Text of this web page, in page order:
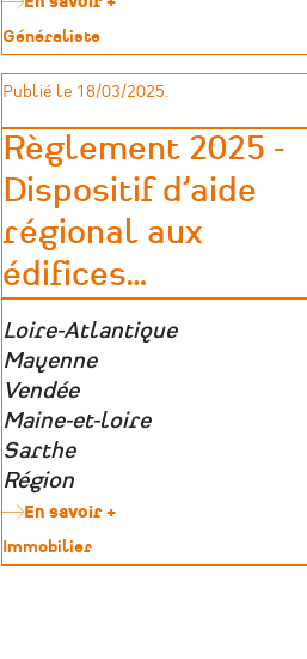
-
Financement
ou
nouveaux
projets
(2026)
Type
de
patrimoine
Généraliste
Publié le 18/03/2025.
Règlement 2025 -
Dispositif d’aide
régional aux
édifices…
Zone
géographique
Loire-Atlantique
Mayenne
Vendée
Maine-et-loire
Sarthe
Région
En savoir +sur
Type
de
Immobilier